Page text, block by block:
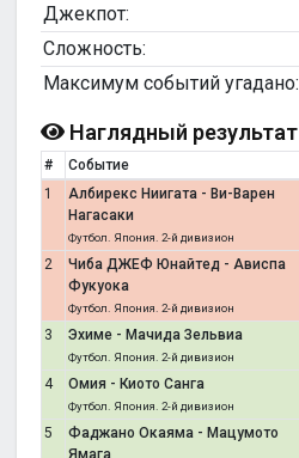
Джекпот:
Сложность:
Максимум событий угадано:
Наглядный результат
# Событие
1
Албирекс Ниигата - Ви-Варен
Нагасаки
Футбол. Япония. 2-й дивизион
2
Чиба ДЖЕФ Юнайтед - Ависпа
Фукуока
Футбол. Япония. 2-й дивизион
3 Эхиме - Мачида Зельвиа
Футбол. Япония. 2-й дивизион
4 Омия - Киото Санга
Футбол. Япония. 2-й дивизион
5
Фаджано Окаяма - Мацумото
Ямага